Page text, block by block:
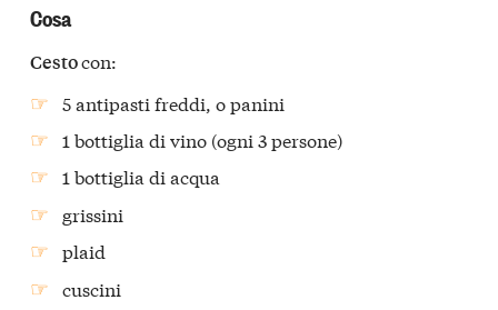
Cosa
Cestocon:
5 antipasti freddi, o panini
1 bottiglia di vino (ogni 3 persone)
1 bottiglia di acqua
grissini
plaid
cuscini